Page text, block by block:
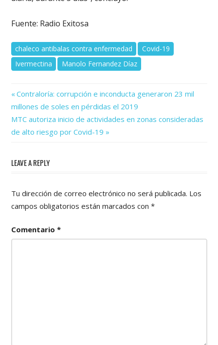
Fuente: Radio Exitosa
chaleco antibalas contra enfermedad
Covid-19
Ivermectina
Manolo Fernandez Díaz
Navegación
de
entradas
Previous
Post:
Contraloría: corrupción e inconducta generaron 23 mil
millones de soles en pérdidas el 2019
Next
Post:
MTC autoriza inicio de actividades en zonas consideradas
de alto riesgo por Covid-19
LEAVE A REPLY
Tu dirección de correo electrónico no será publicada. Los
campos obligatorios están marcados con *
Comentario *